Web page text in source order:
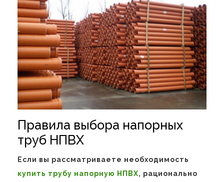
Правила выбора напорных
труб НПВХ
Если вы рассматриваете необходимость
купить трубу напорную НПВХ, рационально